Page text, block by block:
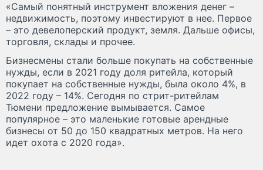
«Самый понятный инструмент вложения денег –
недвижимость, поэтому инвестируют в нее. Первое
– это девелоперский продукт, земля. Дальше офисы,
торговля, склады и прочее.
Бизнесмены стали больше покупать на собственные
нужды, если в 2021 году доля ритейла, который
покупает на собственные нужды, была около 4%, в
2022 году – 14%. Сегодня по стрит-ритейлам
Тюмени предложение вымывается. Самое
популярное – это маленькие готовые арендные
бизнесы от 50 до 150 квадратных метров. На него
идет охота с 2020 года».